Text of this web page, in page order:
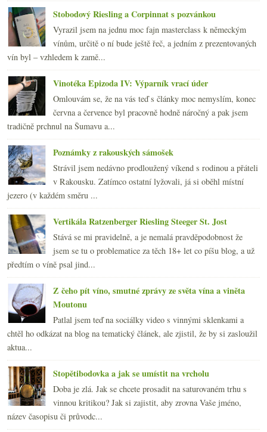
Stobodový Riesling a Corpinnat s pozvánkou
Vyrazil jsem na jednu moc fajn masterclass k německým
vínům, určitě o ní bude ještě řeč, a jedním z prezentovaných
vín byl – vzhledem k zamě...
Vinotéka Epizoda IV: Výparník vrací úder
Omlouvám se, že na vás teď s články moc nemyslím, konec
června a července byl pracovně hodně náročný a pak jsem
tradičně prchnul na Šumavu a...
Poznámky z rakouských sámošek
Strávil jsem nedávno prodloužený víkend s rodinou a přáteli
v Rakousku. Zatímco ostatní lyžovali, já si oběhl místní
jezero (v každém směru ...
Vertikála Ratzenberger Riesling Steeger St. Jost
Stává se mi pravidelně, a je nemalá pravděpodobnost že
jsem se tu o problematice za těch 18+ let co píšu blog, a už
předtím o víně psal jind...
Z čeho pít víno, smutné zprávy ze světa vína a viněta
Moutonu
Patlal jsem teď na sociálky video s vinnými sklenkami a
chtěl ho odkázat na blog na tematický článek, ale zjistil, že by si zasloužil
aktua...
Stopětibodovka a jak se umístit na vrcholu
Doba je zlá. Jak se chcete prosadit na saturovaném trhu s
vinnou kritikou? Jak si zajistit, aby zrovna Vaše jméno,
název časopisu či průvodc...